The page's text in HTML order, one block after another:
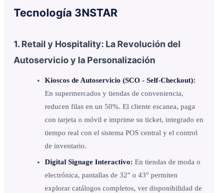
Tecnología 3NSTAR
1. Retail y Hospitality: La Revolución del
Autoservicio y la Personalización
Kioscos de Autoservicio (SCO - Self-Checkout):
En supermercados y tiendas de conveniencia,
reducen filas en un 50%. El cliente escanea, paga
con tarjeta o móvil e imprime su ticket, integrado en
tiempo real con el sistema POS central y el control
de inventario.
Digital Signage Interactivo: En tiendas de moda o
electrónica, pantallas de 32" o 43" permiten
explorar catálogos completos, ver disponibilidad de